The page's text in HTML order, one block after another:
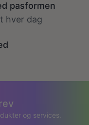
pasformen
hver dag
og services.